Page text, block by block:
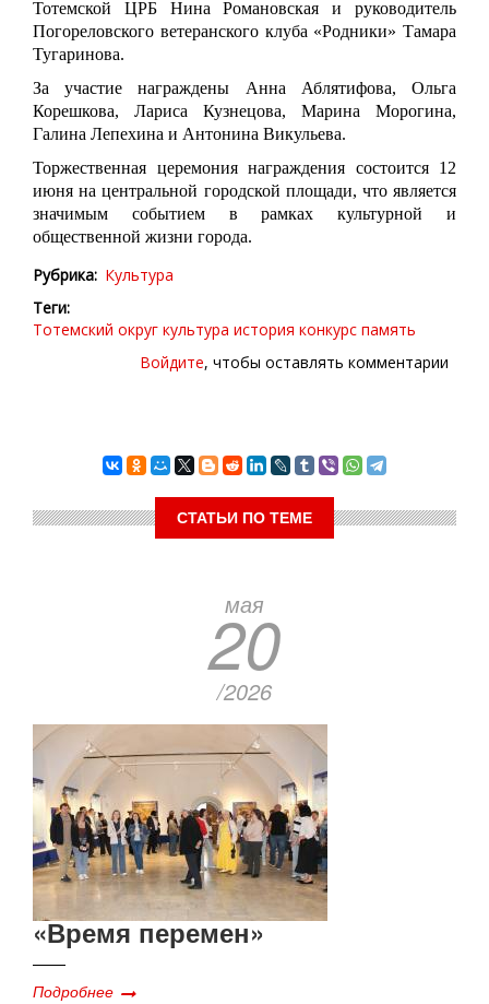
Тотемской ЦРБ Нина Романовская и руководитель
Погореловского ветеранского клуба «Родники» Тамара
Тугаринова.
За участие награждены Анна Аблятифова, Ольга
Корешкова, Лариса Кузнецова, Марина Морогина,
Галина Лепехина и Антонина Викульева.
Торжественная церемония награждения состоится 12
июня на центральной городской площади, что является
значимым событием в рамках культурной и
общественной жизни города.
Рубрика Культура
Теги
Тотемский округ культура история конкурс память
Войдите, чтобы оставлять комментарии
СТАТЬИ ПО ТЕМЕ
мая
20
/2026
«Время перемен»
Подробнее